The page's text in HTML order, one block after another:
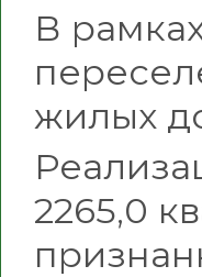
В
жилых
2265,0